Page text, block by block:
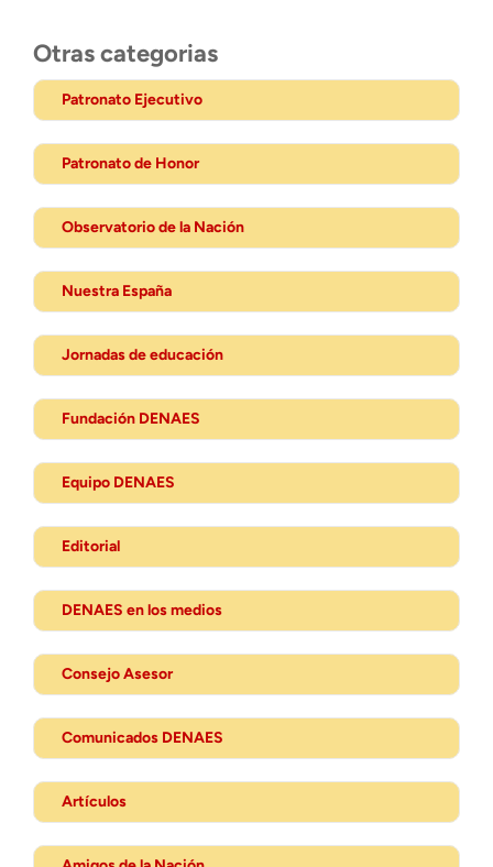
Otras categorias
Patronato Ejecutivo
Patronato de Honor
Observatorio de la Nación
Nuestra España
Jornadas de educación
Fundación DENAES
Equipo DENAES
Editorial
DENAES en los medios
Consejo Asesor
Comunicados DENAES
Artículos